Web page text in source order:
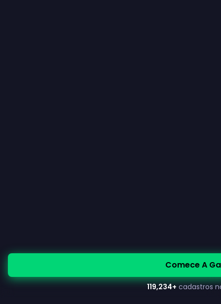
Comece A
119,234+ cadastros